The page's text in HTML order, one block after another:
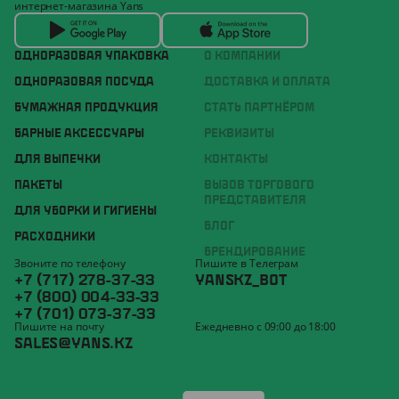
ОДНОРАЗОВАЯ УПАКОВКА
ОДНОРАЗОВАЯ ПОСУДА
БУМАЖНАЯ ПРОДУКЦИЯ
БАРНЫЕ АКСЕССУАРЫ
ДЛЯ ВЫПЕЧКИ
ПАКЕТЫ
ДЛЯ УБОРКИ И ГИГИЕНЫ
РАСХОДНИКИ
О КОМПАНИИ
ДОСТАВКА И ОПЛАТА
СТАТЬ ПАРТНЁРОМ
РЕКВИЗИТЫ
КОНТАКТЫ
ВЫЗОВ ТОРГОВОГО
ПРЕДСТАВИТЕЛЯ
БЛОГ
БРЕНДИРОВАНИЕ
интернет-магазина Yans
Звоните по телефону
+7 (717) 278-37-33
+7 (800) 004-33-33
+7 (701) 073-37-33
Пишите в Телеграм
YANSKZ_BOT
Пишите на почту
SALES@YANS.KZ
Ежедневно с 09:00 до 18:00